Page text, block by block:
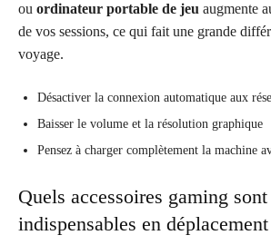
ou ordinateur portable de jeu augmente
de vos sessions, ce qui fait une grande
voyage.
Désactiver la connexion automatique aux
Baisser le volume et la résolution graphique
Pensez à charger complètement la machine
Quels accessoires gaming sont
indispensables en